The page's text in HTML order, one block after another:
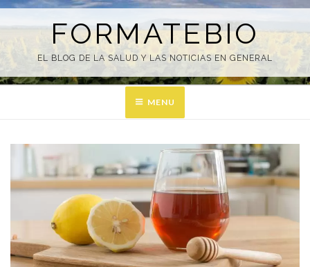
Skip
FORMATEBIO
EL BLOG DE LA SALUD Y LAS NOTICIAS EN GENERAL
MENU